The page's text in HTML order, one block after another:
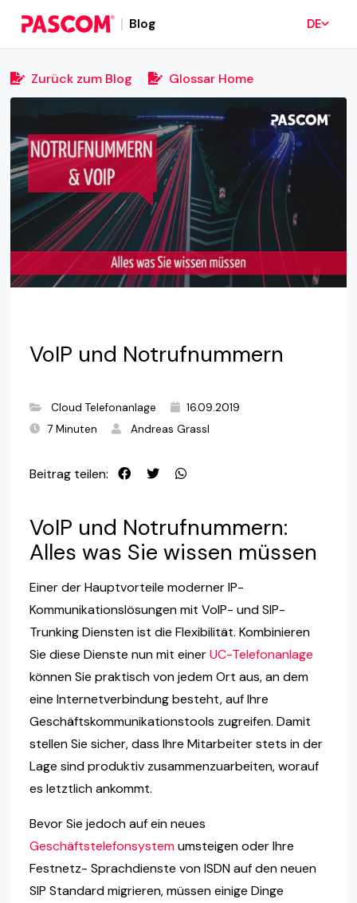
Blog DE
Zurück zum Blog Glossar Home
VoIP und Notrufnummern
Cloud Telefonanlage
16.09.2019
7 Minuten
Andreas Grassl
Beitrag teilen:
VoIP und Notrufnummern:
Alles was Sie wissen müssen
Einer der Hauptvorteile moderner IP-
Kommunikationslösungen mit VoIP- und SIP-
Trunking Diensten ist die Flexibilität. Kombinieren
Sie diese Dienste nun mit einerUC-Telefonanlage
können Sie praktisch von jedem Ort aus, an dem
eine Internetverbindung besteht, auf Ihre
Geschäftskommunikationstools zugreifen. Damit
stellen Sie sicher, dass Ihre Mitarbeiter stets in der
Lage sind produktiv zusammenzuarbeiten, worauf
es letztlich ankommt.
Bevor Sie jedoch auf ein neues
Geschäftstelefonsystemumsteigen oder Ihre
Festnetz- Sprachdienste von ISDN auf den neuen
SIP Standard migrieren, müssen einige Dinge